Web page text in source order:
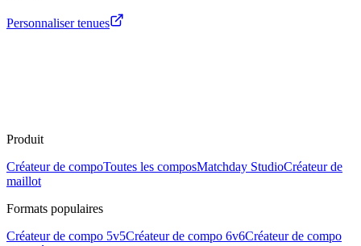
Personnaliser tenues
Produit
Créateur de compoToutes les composMatchday StudioCréateur de
maillot
Formats populaires
Créateur de compo 5v5Créateur de compo 6v6Créateur de compo